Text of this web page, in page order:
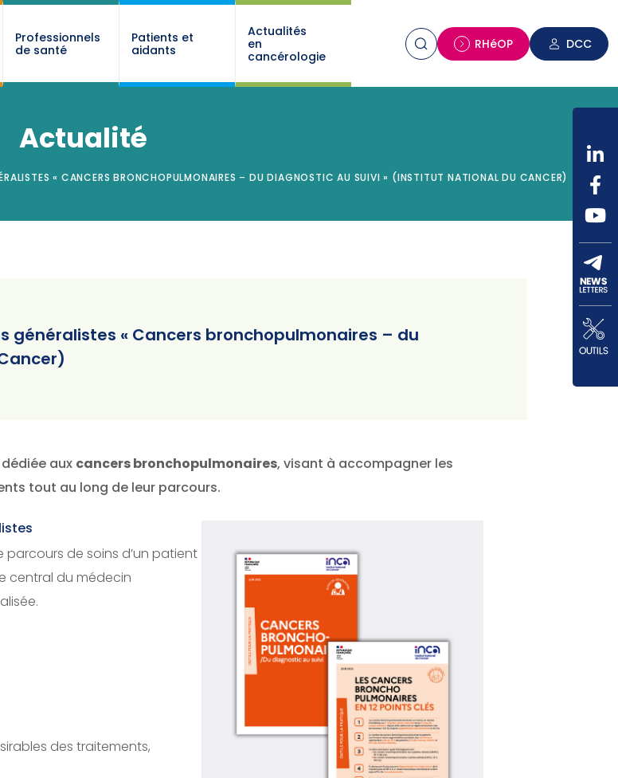
Professionnels
de santé
Patients et
aidants
Actualités
en
cancérologie
RHéOP DCC
Actualité
« CANCERS BRONCHOPULMONAIRES – DU DIAGNOSTIC AU SUIVI » (INSTITUT NATIONAL DU CANCER)
généralistes « Cancers bronchopulmonaires – du
aux cancers bronchopulmonaires, visant à accompagner les
tout au long de leur parcours.
de soins d’un patient
central du médecin
des traitements,